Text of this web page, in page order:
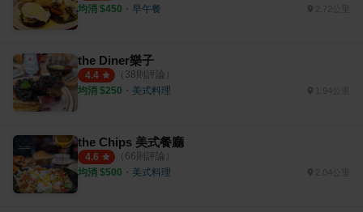
均消 $450 ・ 早午餐 2.72公里
the Diner樂子
4.4 （ 38則評論）
均消 $250 ・ 美式料理 1.94公里
the Chips 美式餐廳
4.6 （ 66則評論）
均消 $500 ・ 美式料理 2.04公里